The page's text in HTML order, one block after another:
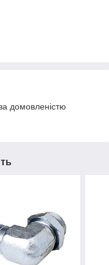
домовленістю